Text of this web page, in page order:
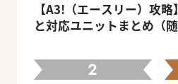
【A3!（エースリー）攻
と対応ユニットまとめ（随
2